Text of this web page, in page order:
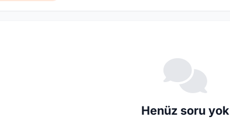
Henüz soru yok